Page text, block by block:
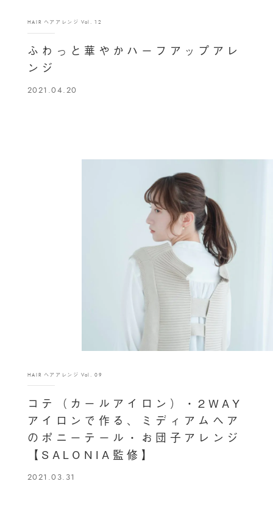
HAIR ヘアアレンジ Vol. 12
ふわっと華やかハーフアップアレ
ンジ
2021.04.20
HAIR ヘアアレンジ Vol. 09
コテ（カールアイロン）・2WAY
アイロンで作る、ミディアムヘア
のポニーテール・お団子アレンジ
【SALONIA監修】
2021.03.31